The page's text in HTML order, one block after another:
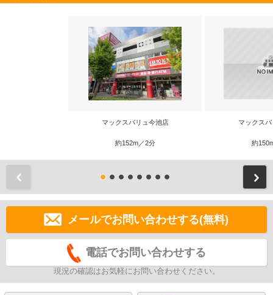
マックスバリュ今池店
約152m／2分
マックス
約
メールでお問い合わせする(無料)
電話でお問い合わせする
現況の確認はお気軽にお問い合わせください。